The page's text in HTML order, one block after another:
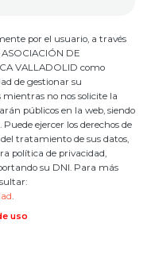
por el usuario, a través
DE
VALLADOLID como
de gestionar su
mientras no nos solicite la
públicos en la web, siendo
ejercer los derechos de
tratamiento de sus datos,
política de privacidad,
su DNI. Para más
uso